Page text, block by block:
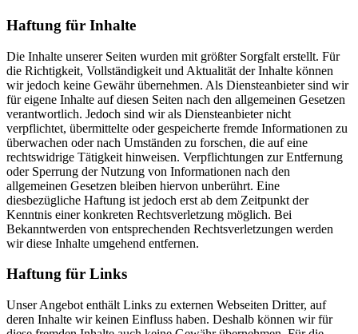
Haftung für Inhalte
Die Inhalte unserer Seiten wurden mit größter Sorgfalt erstellt. Für
die Richtigkeit, Vollständigkeit und Aktualität der Inhalte können
wir jedoch keine Gewähr übernehmen. Als Diensteanbieter sind wir
für eigene Inhalte auf diesen Seiten nach den allgemeinen Gesetzen
verantwortlich. Jedoch sind wir als Diensteanbieter nicht
verpflichtet, übermittelte oder gespeicherte fremde Informationen zu
überwachen oder nach Umständen zu forschen, die auf eine
rechtswidrige Tätigkeit hinweisen. Verpflichtungen zur Entfernung
oder Sperrung der Nutzung von Informationen nach den
allgemeinen Gesetzen bleiben hiervon unberührt. Eine
diesbezügliche Haftung ist jedoch erst ab dem Zeitpunkt der
Kenntnis einer konkreten Rechtsverletzung möglich. Bei
Bekanntwerden von entsprechenden Rechtsverletzungen werden
wir diese Inhalte umgehend entfernen.
Haftung für Links
Unser Angebot enthält Links zu externen Webseiten Dritter, auf
deren Inhalte wir keinen Einfluss haben. Deshalb können wir für